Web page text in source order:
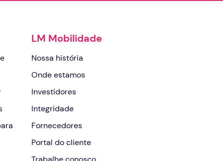
LM Mobilidade
Nossa história
Onde estamos
Investidores
Integridade
Fornecedores
Portal do cliente